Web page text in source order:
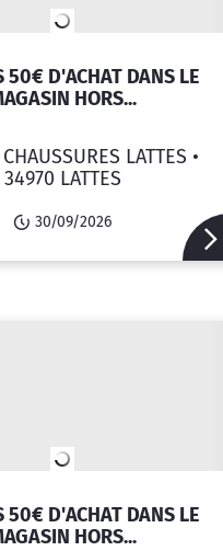
50€ D'ACHAT DANS LE
HORS...
LATTES •
34970 LATTES
30/09/2026
50€ D'ACHAT DANS LE
HORS...